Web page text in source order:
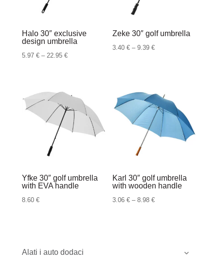
Alati i auto dodaci
Halo 30″ exclusive
design umbrella
5.97 € – 22.95 €Raspon
5.97 €
do
22.95 €
Zeke 30″ golf umbrella
3.40€ – 9.39€Raspon
do
9.39 €
Yfke 30″ golf umbrella
with EVA handle
8.60 €
Karl 30″ golf umbrella
with wooden handle
3.06€ – 8.98€Raspon